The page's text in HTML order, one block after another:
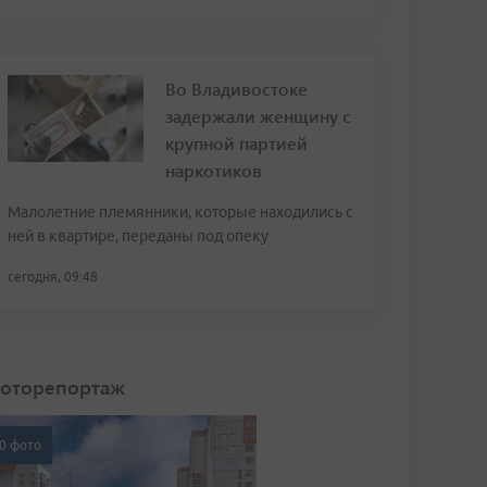
Во Владивостоке
задержали женщину с
крупной партией
наркотиков
Малолетние племянники, которые находились с
ней в квартире, переданы под опеку
сегодня, 09:48
фото